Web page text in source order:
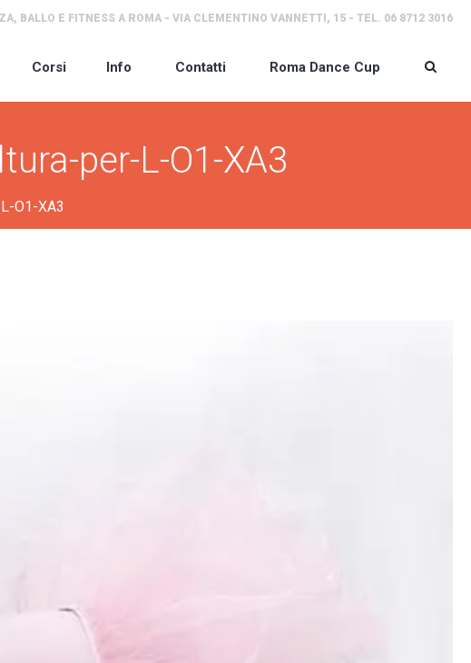
BALLO E FITNESS A ROMA - VIA CLEMENTINO VANNETTI, 15 - TEL. 06 8712 3016
Corsi Info Contatti Roma Dance Cup
per-L-O1-XA3
O1-XA3